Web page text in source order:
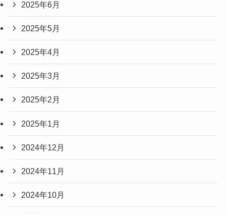
2025年6月
2025年5月
2025年4月
2025年3月
2025年2月
2025年1月
2024年12月
2024年11月
2024年10月